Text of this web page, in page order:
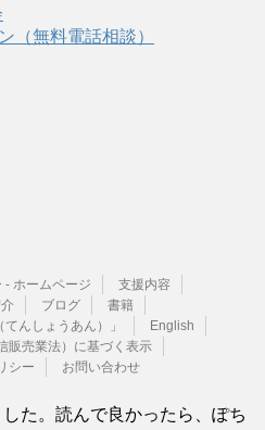
（無料電話相談）
- ホームページ
支援内容
ブログ
書籍
んしょうあん）」
English
販売業法）に基づく表示
シー
お問い合わせ
た。読んで良かったら、ぽち